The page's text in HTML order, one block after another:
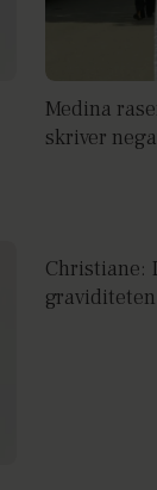
Medina
skriver
Christiane:
graviditeten